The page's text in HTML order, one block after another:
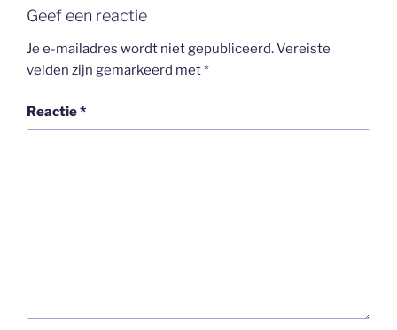
Geef een reactie
Je e-mailadres wordt niet gepubliceerd.Vereiste
velden zijn gemarkeerd met*
Reactie*